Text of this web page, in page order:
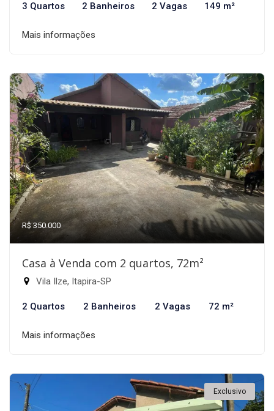
3 Quartos 2 Banheiros 2 Vagas 149 m²
Mais informações
R$ 350.000
Casa à Venda com 2 quartos, 72m²
Vila Ilze, Itapira-SP
2 Quartos 2 Banheiros 2 Vagas 72 m²
Mais informações
Exclusivo